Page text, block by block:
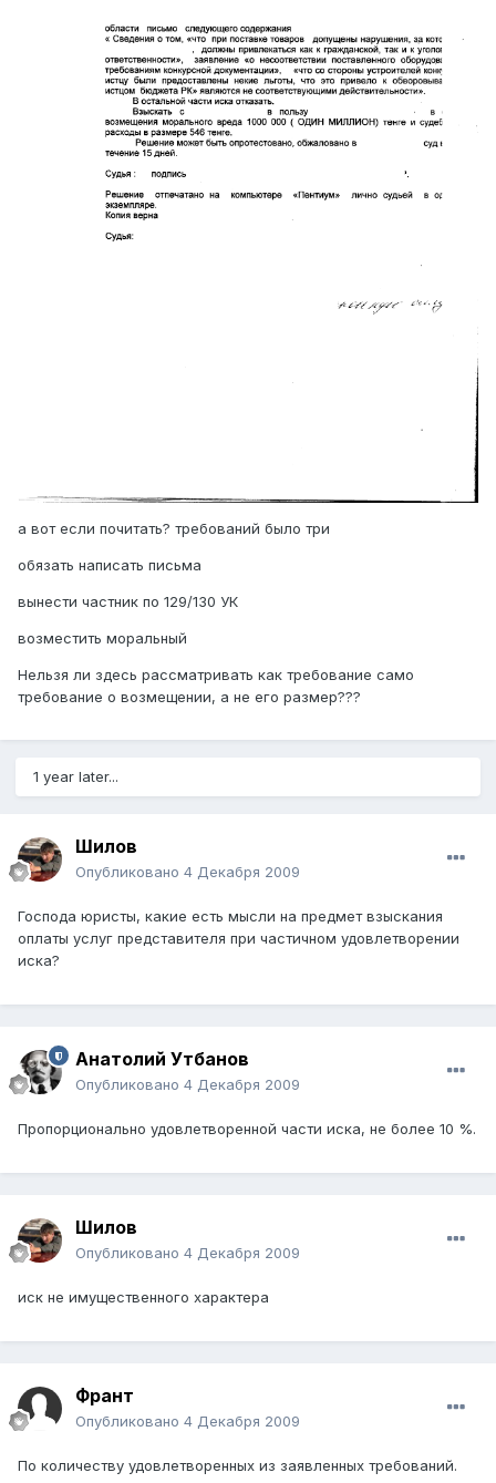
а вот если почитать? требований было три
обязать написать письма
вынести частник по 129/130 УК
возместить моральный
Нельзя ли здесь рассматривать как требование само
требование о возмещении, а не его размер???
1 year later...
Шилов
Опубликовано 4 Декабря 2009
Господа юристы, какие есть мысли на предмет взыскания
оплаты услуг представителя при частичном удовлетворении
иска?
Анатолий Утбанов
Опубликовано 4 Декабря 2009
Пропорционально удовлетворенной части иска, не более 10 %.
Шилов
Опубликовано 4 Декабря 2009
иск не имущественного характера
Франт
Опубликовано 4 Декабря 2009
По количеству удовлетворенных из заявленных требований.